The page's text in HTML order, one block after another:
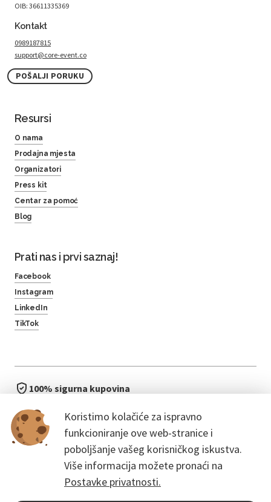
Koristimo kolačiće za ispravno
funkcioniranje ove web-stranice i
poboljšanje vašeg korisničkog iskustva.
Više informacija možete pronaći na
Postavke privatnosti.
OIB: 36611335369
Kontakt
0989187815
support@core-event.co
POŠALJI PORUKU
Resursi
O nama
Prodajna mjesta
Organizatori
Press kit
Centar za pomoć
Blog
Prati nas i prvi saznaj!
Facebook
Instagram
LinkedIn
TikTok
100% sigurna kupovina
bez čekanja u redu